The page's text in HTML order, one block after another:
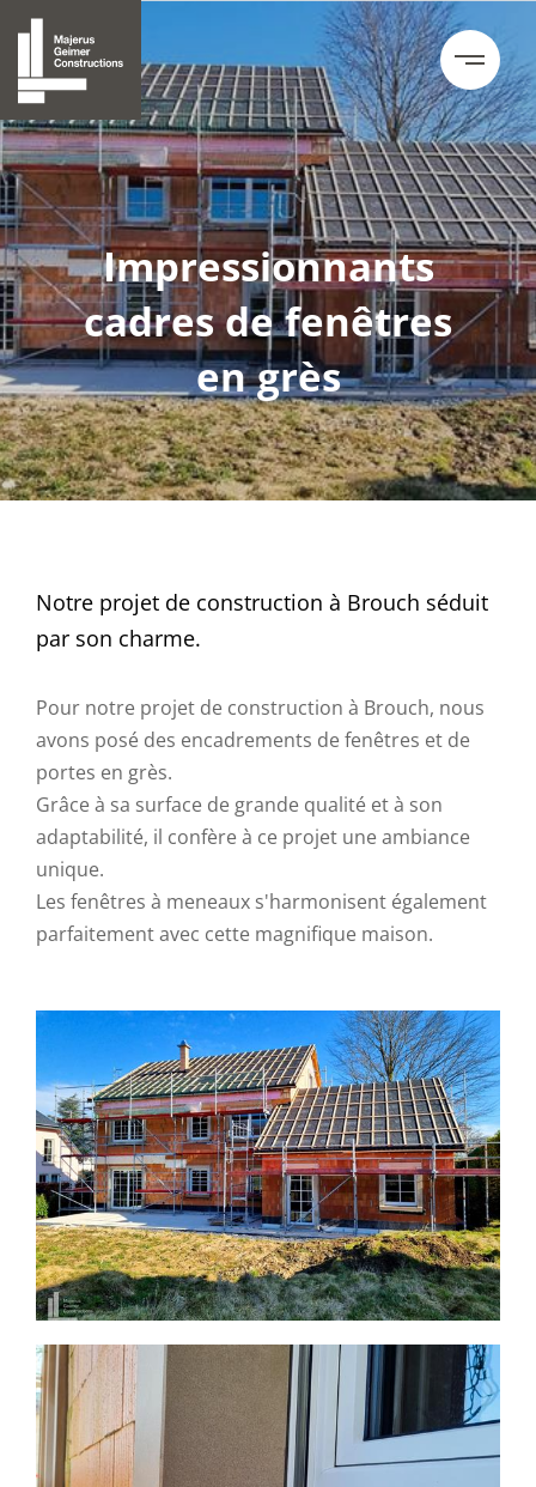
Impressionnants
cadres de fenêtres
en grès
Notre projet de construction à Brouch séduit
par son charme.
Pour notre projet de construction à Brouch, nous
avons posé des encadrements de fenêtres et de
portes en grès.
Grâce à sa surface de grande qualité et à son
adaptabilité, il confère à ce projet une ambiance
unique.
Les fenêtres à meneaux s'harmonisent également
parfaitement avec cette magnifique maison.